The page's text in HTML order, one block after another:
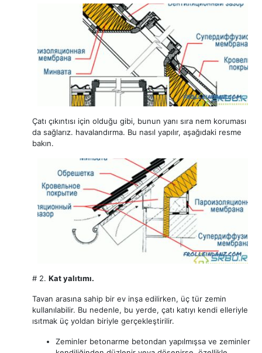
Çatı çıkıntısı için olduğu gibi, bunun yanı sıra nem koruması
da sağlarız. havalandırma. Bu nasıl yapılır, aşağıdaki resme
bakın.
# 2. Kat yalıtımı.
Tavan arasına sahip bir ev inşa edilirken, üç tür zemin
kullanılabilir. Bu nedenle, bu yerde, çatı katıyı kendi elleriyle
ısıtmak üç yoldan biriyle gerçekleştirilir.
Zeminler betonarme betondan yapılmışsa ve zeminler